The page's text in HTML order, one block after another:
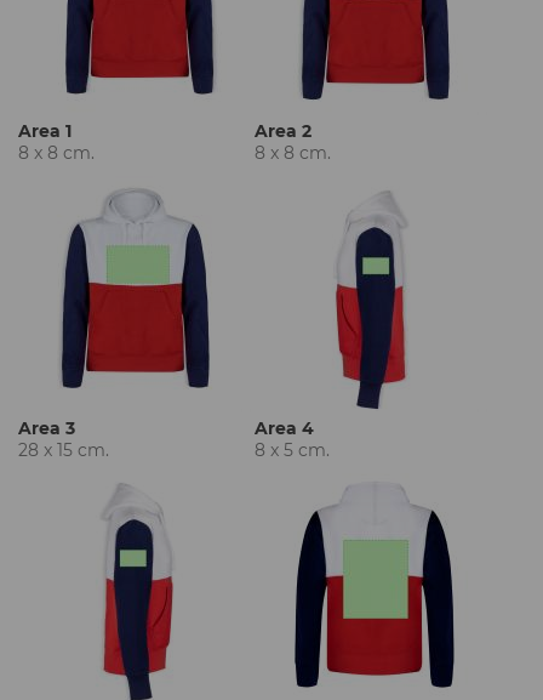
Area 1
8 x 8 cm.
Area 2
8 x 8 cm.
Area 3
28 x 15 cm.
Area 4
8 x 5 cm.